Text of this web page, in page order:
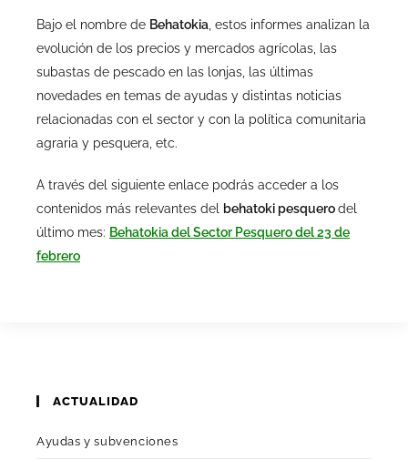
Bajo el nombre de Behatokia, estos informes analizan la
evolución de los precios y mercados agrícolas, las
subastas de pescado en las lonjas, las últimas
novedades en temas de ayudas y distintas noticias
relacionadas con el sector y con la política comunitaria
agraria y pesquera, etc.
A través del siguiente enlace podrás acceder a los
contenidos más relevantes del behatoki pesquerodel
último mes: Behatokia del Sector Pesquero del 23 de
febrero
ACTUALIDAD
Ayudas y subvenciones